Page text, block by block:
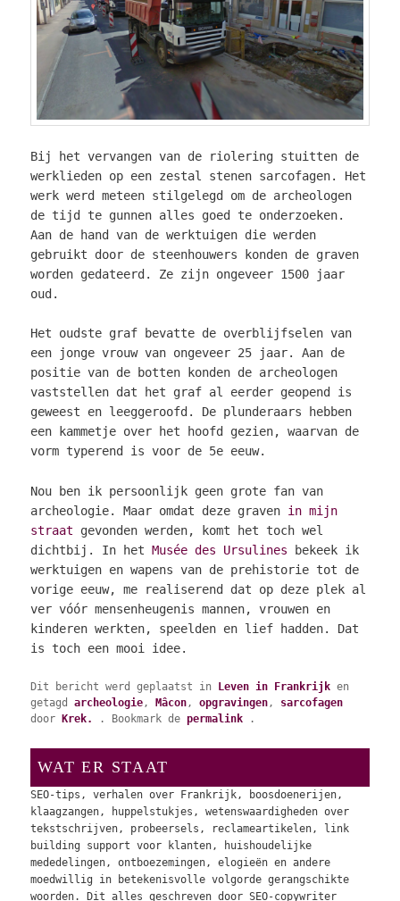
Bij het vervangen van de riolering stuitten de
werklieden op een zestal stenen sarcofagen. Het
werk werd meteen stilgelegd om de archeologen
de tijd te gunnen alles goed te onderzoeken.
Aan de hand van de werktuigen die werden
gebruikt door de steenhouwers konden de graven
worden gedateerd. Ze zijn ongeveer 1500 jaar
oud.
Het oudste graf bevatte de overblijfselen van
een jonge vrouw van ongeveer 25 jaar. Aan de
positie van de botten konden de archeologen
vaststellen dat het graf al eerder geopend is
geweest en leeggeroofd. De plunderaars hebben
een kammetje over het hoofd gezien, waarvan de
vorm typerend is voor de 5e eeuw.
Nou ben ik persoonlijk geen grote fan van
archeologie. Maar omdat deze graven in mijn
straat gevonden werden, komt het toch wel
dichtbij. In hetMusée des Ursulines bekeek ik
werktuigen en wapens van de prehistorie tot de
vorige eeuw, me realiserend dat op deze plek al
ver vóór mensenheugenis mannen, vrouwen en
kinderen werkten, speelden en lief hadden. Dat
is toch een mooi idee.
Dit bericht werd geplaatst in Leven in Frankrijk en
getagdarcheologie ,Mâcon ,opgravingen , sarcofagen
doorKrek. . Bookmark depermalink .
WAT ER STAAT
SEO-tips, verhalen over Frankrijk, boosdoenerijen,
klaagzangen, huppelstukjes, wetenswaardigheden over
tekstschrijven, probeersels, reclameartikelen, link
building support voor klanten, huishoudelijke
mededelingen, ontboezemingen, elogieën en andere
moedwillig in betekenisvolle volgorde gerangschikte
woorden. Dit alles geschreven door SEO-copywriter